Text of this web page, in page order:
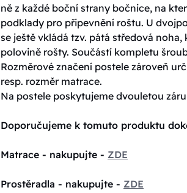
ně z každé boční strany bočnice, na
podklady pro připevnění roštu. U
se ještě vkládá tzv. pátá středová
polovině rošty. Součástí kompletu
Rozměrové značení postele zároveň
resp. rozměr matrace.
Na postele poskytujeme dvouletou
Doporučujeme k tomuto produktu
Matrace - nakupujte - ZDE
Prostěradla - nakupujte - ZDE